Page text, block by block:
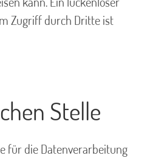
Zugriff durch Dritte ist
Stelle
für die Datenverarbeitung